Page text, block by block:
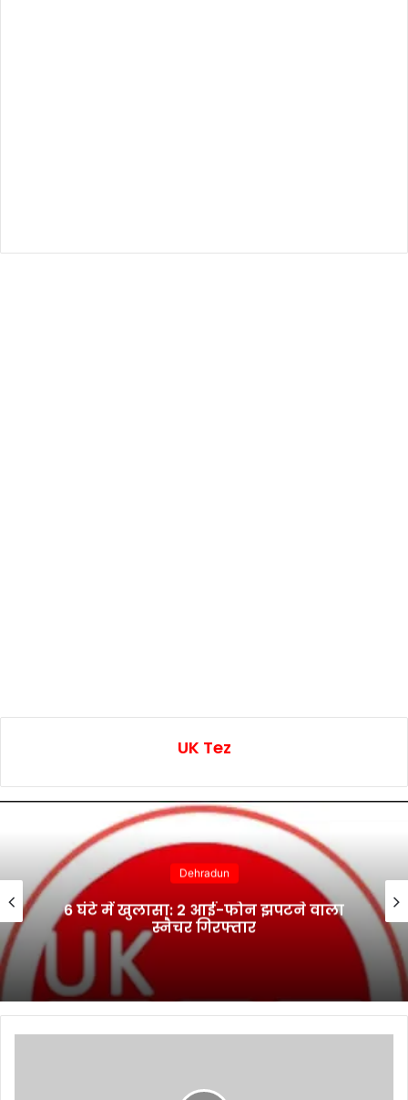
UK Tez
Dehradun
6 घंटे में खुलासा: 2 आई-फोन झपटने वाला
स्नैचर गिरफ्तार